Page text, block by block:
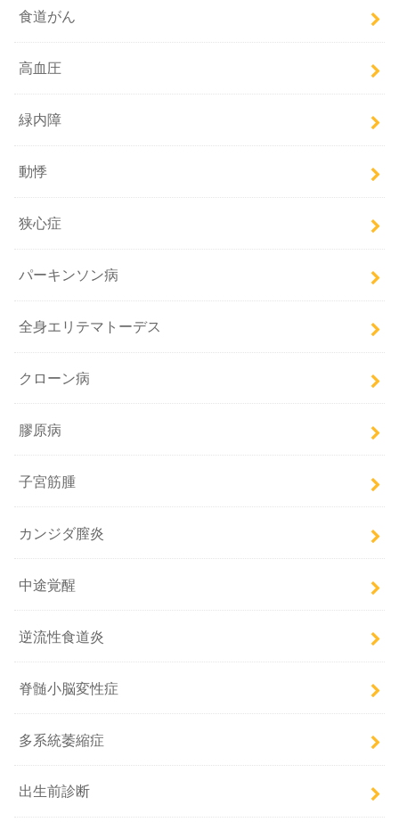
食道がん
高血圧
緑内障
動悸
狭心症
パーキンソン病
全身エリテマトーデス
クローン病
膠原病
子宮筋腫
カンジダ膣炎
中途覚醒
逆流性食道炎
脊髄小脳変性症
多系統萎縮症
出生前診断